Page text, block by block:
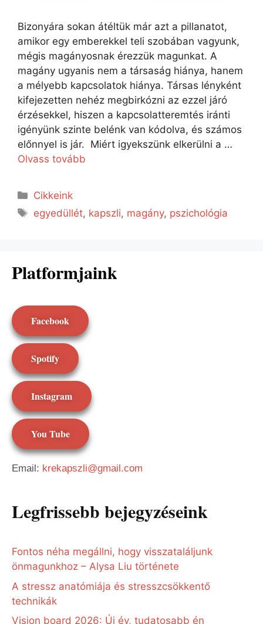
Bizonyára sokan átéltük már azt a pillanatot,
amikor egy emberekkel teli szobában vagyunk,
mégis magányosnak érezzük magunkat. A
magány ugyanis nem a társaság hiánya, hanem
a mélyebb kapcsolatok hiánya. Társas lényként
kifejezetten nehéz megbirkózni az ezzel járó
érzésekkel, hiszen a kapcsolatteremtés iránti
igényünk szinte belénk van kódolva, és számos
előnnyel is jár. Miért igyekszünk elkerülni a …
Olvass tovább
Cikkeink
egyedüllét, kapszli, magány, pszichológia
Platformjaink
Facebook
Spotify
Instagram
You Tube
Email: krekapszli@gmail.com
Legfrissebb bejegyzéseink
Fontos néha megállni, hogy visszataláljunk
önmagunkhoz – Alysa Liu története
A stressz anatómiája és stresszcsökkentő
technikák
Vision board 2026: Új év, tudatosabb én